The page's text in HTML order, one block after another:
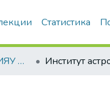
Статистика
Научные группы НИЯУ МИФИ